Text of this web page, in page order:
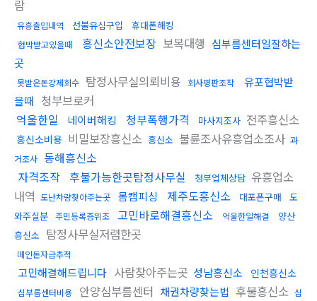
람
유흥출입내역 선불유심구입 휴대폰해킹
협박받고있을때 흥신소안전보장 보복대행 심부름센터일잘하는
곳
못받은돈강제회수 탐정사무실의뢰비용 회사평판조작
유포협박받
을때 청부브로커
억울한일
네이버해킹 청부폭행가격 마사지조사 전주흥신소
흥신소비용 비밀보장흥신소 흥신소 불륜조사유흥업소조사 과
거조사 동해흥신소
자격조작 후불가능한곳탐정사무실 청부업체상담 유흥업소
내역 도난차량찾아주는곳 몸캠피싱 제주도흥신소 대포폰구매
도
와주실분 주민등록증위조 고민바로해결흥신소 억울한일해결
양산
흥신소 탐정사무실저렴한곳
떼인돈자금추적
고민해결해드립니다 사람찾아주는곳 성남흥신소 인천흥신소
심부름센터비용 안양심부름센터 채권차량찾는법 후불흥신소 심